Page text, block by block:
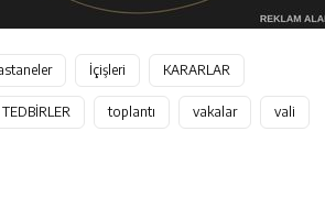
İçişleri KARARLAR
TEDBİRLER toplantı vakalar vali